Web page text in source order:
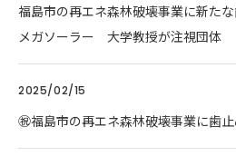
福島市の再エネ森林破壊事業に新
メガソーラー 大学教授が注視団体
2025/02/15
㊗️福島市の再エネ森林破壊事業に歯